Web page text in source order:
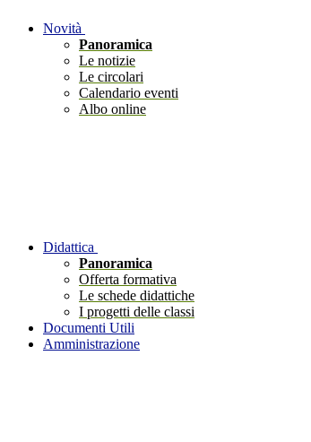
Novità
Panoramica
Le notizie
Le circolari
Calendario eventi
Albo online
Didattica
Panoramica
Offerta formativa
Le schede didattiche
I progetti delle classi
Documenti Utili
Amministrazione